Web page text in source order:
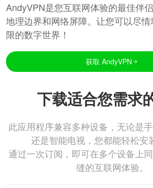
AndyVPN是您互联网体验的最佳伴
地理边界和网络屏障。让您可以尽
限的数字世界！
获取 AndyVPN
下载适合您需求
此应用程序兼容多种设备，无论是
还是智能电视，您都能轻松安
通过一次订阅，即可在多个设备上
缝的互联网体验。